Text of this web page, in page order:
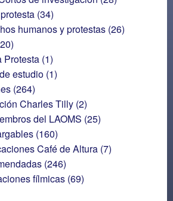
(34)
humanos y protestas (26)
Protesta (1)
estudio (1)
(264)
Charles Tilly (2)
del LAOMS (25)
(160)
Café de Altura (7)
(246)
fílmicas (69)